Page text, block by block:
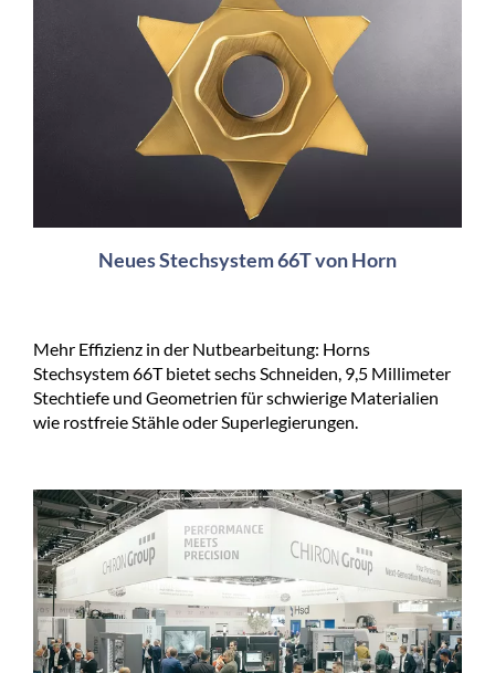
Neues Stechsystem 66T von Horn
Mehr Effizienz in der Nutbearbeitung: Horns
Stechsystem 66T bietet sechs Schneiden, 9,5 Millimeter
Stechtiefe und Geometrien für schwierige Materialien
wie rostfreie Stähle oder Superlegierungen.